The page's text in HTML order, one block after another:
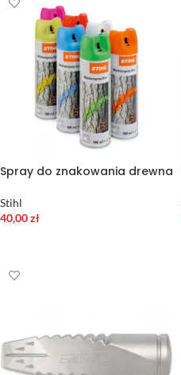
Spray do znakowania drewna
Stihl
40,00zł